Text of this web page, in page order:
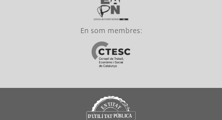
En som membres:
Link a CTESC